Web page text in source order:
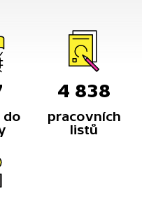
do
4 838
pracovních
listů